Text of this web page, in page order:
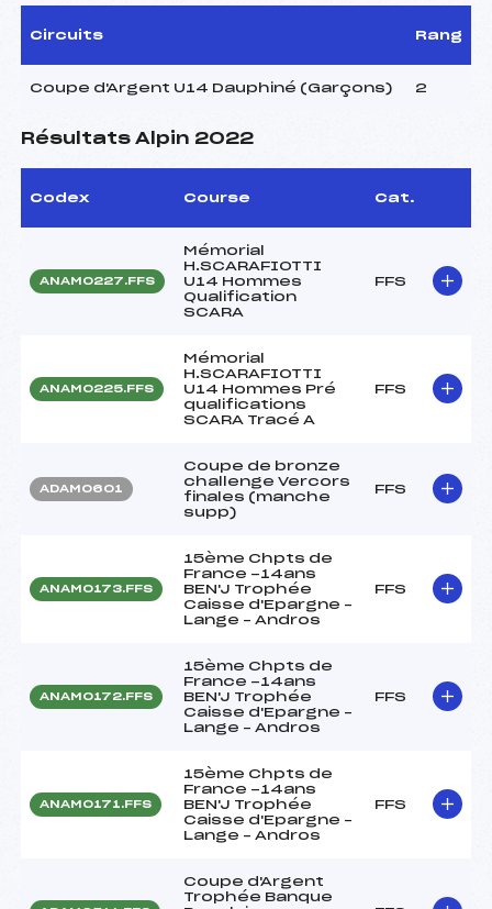
Circuits Rang
Coupe d'Argent U14 Dauphiné (Garçons) 2
Résultats Alpin 2022
Codex Course Cat.
ANAM0227.FFS
Mémorial
H.SCARAFIOTTI
U14 Hommes
Qualification
SCARA
FFS
ANAM0225.FFS
Mémorial
H.SCARAFIOTTI
U14 Hommes Pré
qualifications
SCARA Tracé A
FFS
ADAM0601
Coupe de bronze
challenge Vercors
finales (manche
supp)
FFS
ANAM0173.FFS
15ème Chpts de
France -14ans
BEN'J Trophée
Caisse d'Epargne –
Lange – Andros
FFS
ANAM0172.FFS
15ème Chpts de
France -14ans
BEN'J Trophée
Caisse d'Epargne –
Lange – Andros
FFS
ANAM0171.FFS
15ème Chpts de
France -14ans
BEN'J Trophée
Caisse d'Epargne –
Lange – Andros
FFS
Coupe d'Argent
Trophée Banque